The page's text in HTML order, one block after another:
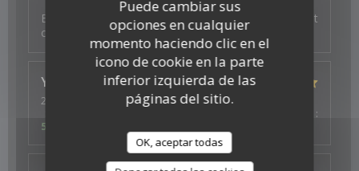
Puede cambiar sus
opciones en cualquier
momento haciendo clic en el
icono de cookie en la parte
inferior izquierda de las
páginas del sitio.
OK, aceptar todas
Bonne ambiance, service au top et plats excellents et
copieux
Ysé-SolèneD
2026-07-29
- 19:30 - Invitados 2
:
5